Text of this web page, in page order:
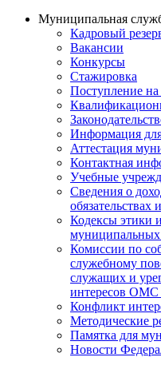
Муниципальная
Кадровый
Вакансии
Конкурсы
Стажировка
Поступление
Информация
Аттестация
Контактная
Учебные
Сведения о
обязательствах
Кодексы этики
муниципальных
Комиссии по
служебному
служащих и
интересов ОМС
Конфликт
Методические
Памятка для
Новости